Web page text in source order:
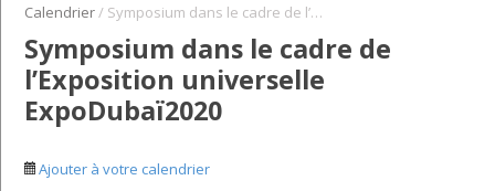
Calendrier/ Symposium dans le cadre de l’Exposition universelle ExpoDubaï2020
Symposium dans le cadre de
l’Exposition universelle
ExpoDubaï2020
Ajouter à votre calendrier